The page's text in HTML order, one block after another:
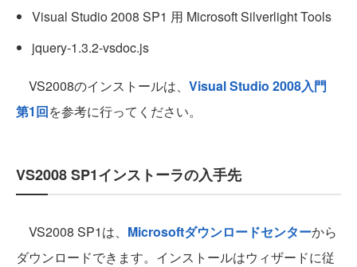
Visual Studio 2008 SP1 用 Microsoft Silverlight Tools
jquery-1.3.2-vsdoc.js
VS2008のインストールは、 Visual Studio 2008入門
第1回を参考に行ってください。
VS2008 SP1インストーラの入手先
VS2008 SP1は、 Microsoftダウンロードセンターから
ダウンロードできます。インストールはウィザードに従